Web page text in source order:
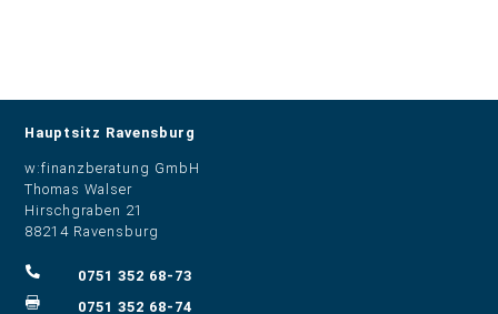
Hauptsitz Ravensburg
​w:finanzberatung GmbH
Thomas Walser
Hirschgraben 21
88214 Ravensburg
 0751 352 68-73
 0751 352 68-74